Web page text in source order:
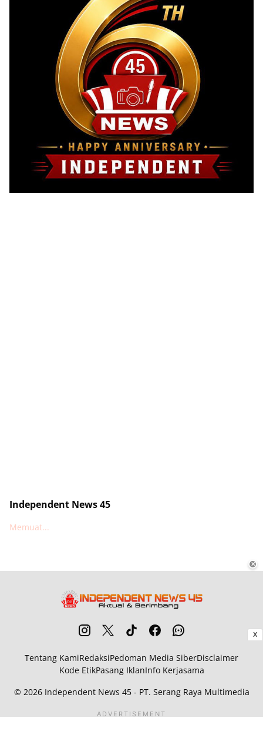
Independent News 45
Memuat...
X
ADVERTISEMENT
✕
Tentang KamiRedaksiPedoman Media SiberDisclaimer
Kode EtikPasang IklanInfo Kerjasama
© 2026 Independent News 45- PT. Serang Raya Multimedia